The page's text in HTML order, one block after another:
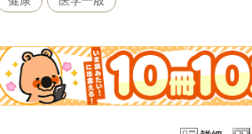
。
炎症を起こしている状態を言います。
状がありません。